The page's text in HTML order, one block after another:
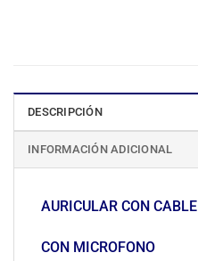
DESCRIPCIÓN
INFORMACIÓN ADICIONAL
AURICULAR CON CABLE
CON MICROFONO